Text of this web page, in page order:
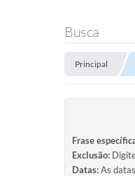
Busca
Principal
Frase
Exclusão:
Datas:As